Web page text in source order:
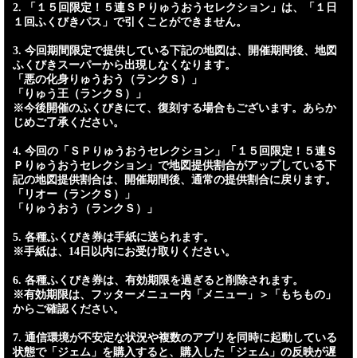
2. 「１５回限定！５連ＳＰりゅうおうセレクション」は、「１日
１回ふくびきパス」で引くことができません。
3. 今回期間限定で提供している下記の地図は、開催期間後、地図
ふくびきスーパーから出現しなくなります。
「悪の化身りゅうおう（ランクＳ）」
「りゅう王（ランクＳ）」
※今後開催のふくびきにて、復刻する場合もございます。あらか
じめご了承ください。
4. 今回の「ＳＰりゅうおうセレクション」「１５回限定！５連Ｓ
Ｐりゅうおうセレクション」で地図提供割合がアップしている下
記の地図提供割合は、開催期間後、通常の提供割合に戻ります。
「リオー（ランクＳ）」
「りゅうおう（ランクＳ）」
5. 各種ふくびき券は手紙に送られます。
※手紙は、14日以内にお受け取りください。
6. 各種ふくびき券は、有効期限を過ぎると削除されます。
※有効期限は、フッターメニュー内「メニュー」＞「もちもの」
からご確認ください。
7. 通信環境が不安定な状況や複数のアプリを同時に起動している
状態で「ジェム」を購入すると、購入した「ジェム」の反映が遅